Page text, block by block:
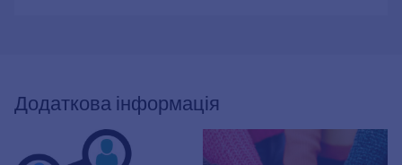
Додаткова інформація